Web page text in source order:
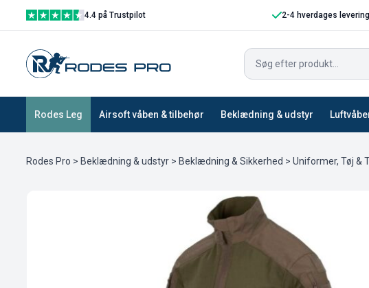
4.4 på Trustpilot 2-4 hverdages levering
Rodes Leg Airsoft våben & tilbehør Beklædning & udstyr
Rodes Pro > Beklædning & udstyr > Beklædning & Sikkerhed > Uniformer, Tøj &